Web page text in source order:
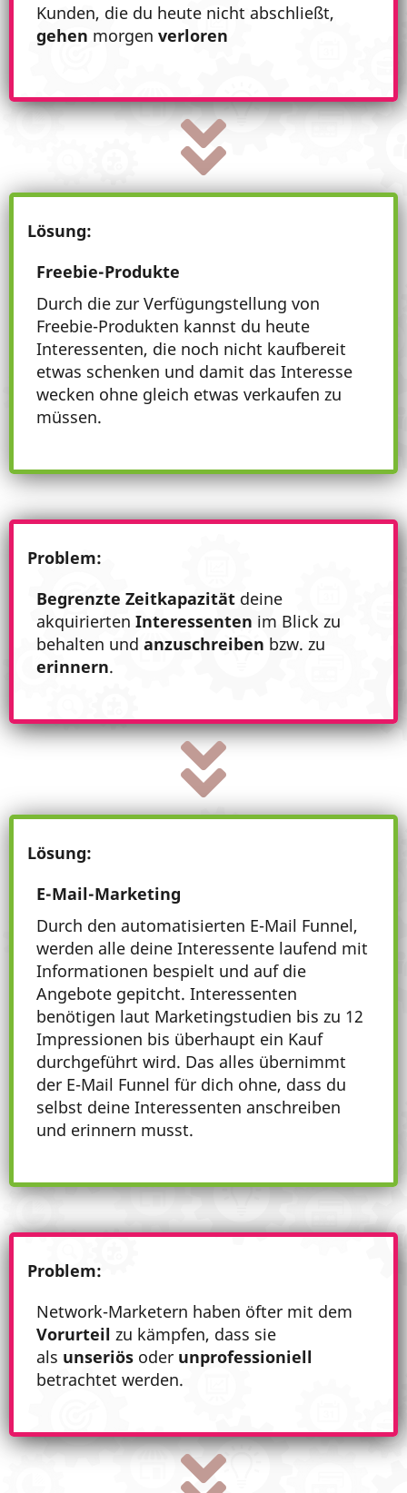
Kunden, die du heute nicht abschließt,
gehen morgen verloren
Lösung:
Freebie-Produkte
Durch die zur Verfügungstellung von
Freebie-Produkten kannst du heute
Interessenten, die noch nicht kaufbereit
etwas schenken und damit das Interesse
wecken ohne gleich etwas verkaufen zu
müssen.
Problem:
Begrenzte Zeitkapazität deine
akquirierten Interessenten im Blick zu
behalten und anzuschreiben bzw. zu
erinnern.
Lösung:
E-Mail-Marketing
Durch den automatisierten E-Mail Funnel,
werden alle deine Interessente laufend mit
Informationen bespielt und auf die
Angebote gepitcht. Interessenten
benötigen laut Marketingstudien bis zu 12
Impressionen bis überhaupt ein Kauf
durchgeführt wird. Das alles übernimmt
der E-Mail Funnel für dich ohne, dass du
selbst deine Interessenten anschreiben
und erinnern musst.
Problem:
Network-Marketern haben öfter mit dem
Vorurteil zu kämpfen, dass sie
als unseriös oder unprofessioniell
betrachtet werden.